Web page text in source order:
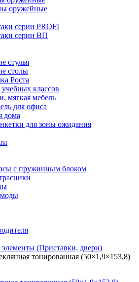
оружейные
серии PROFI
серии ВП
стулья
столы
Роста
классов
мягкая мебель
для офиса
дома
для зоны ожидания
с пружинным блоком
(Приставки, двери)
тонированная (50×1,9×153,8)